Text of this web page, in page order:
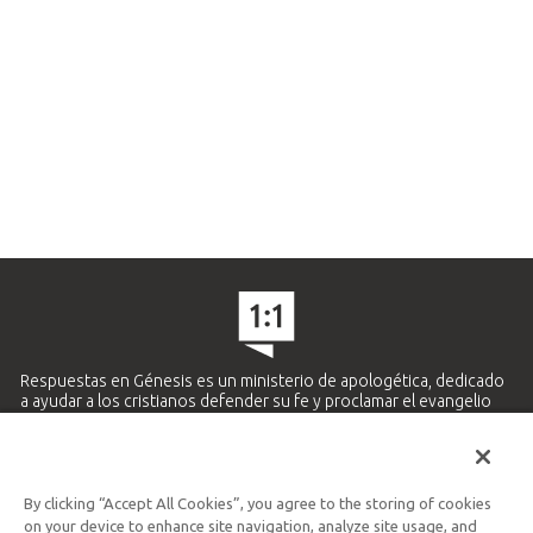
Respuestas en Génesis es un ministerio de apologética, dedicado
a ayudar a los cristianos defender su fe y proclamar el evangelio
Ministerio Hispano y Latinoamericano
By clicking “Accept All Cookies”, you agree to the storing of cookies
on your device to enhance site navigation, analyze site usage, and